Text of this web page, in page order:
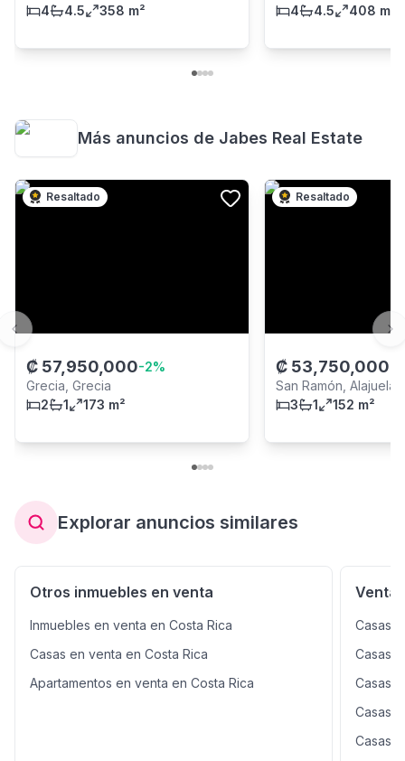
4
4.5 358 m²
4
4.5 408 m²
Más anuncios de Jabes Real Estate
Resaltado
₡ 57,950,000-2%
Grecia, Grecia
2
1 173 m²
Resaltado
₡ 53,750,000
San Ramón, Alajuela
3
1 152 m²
Previous slide
Explorar anuncios similares
Otros inmuebles en venta
Inmuebles en venta en Costa Rica
Casas en venta en Costa Rica
Apartamentos en venta en Costa Rica
Venta
Casas
Casas
Casas
Casas
Casas